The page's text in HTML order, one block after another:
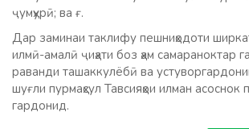
ҷумҳурӣ; ва ғ.
Дар заминаи таклифу пешниҳодоти
илмӣ-амалӣ ҷиҳати боз ҳам самараноктар
раванди ташаккулёбӣ ва
шуғли пурмаҳсул Тавсияҳои илман асоснок
гардонид.